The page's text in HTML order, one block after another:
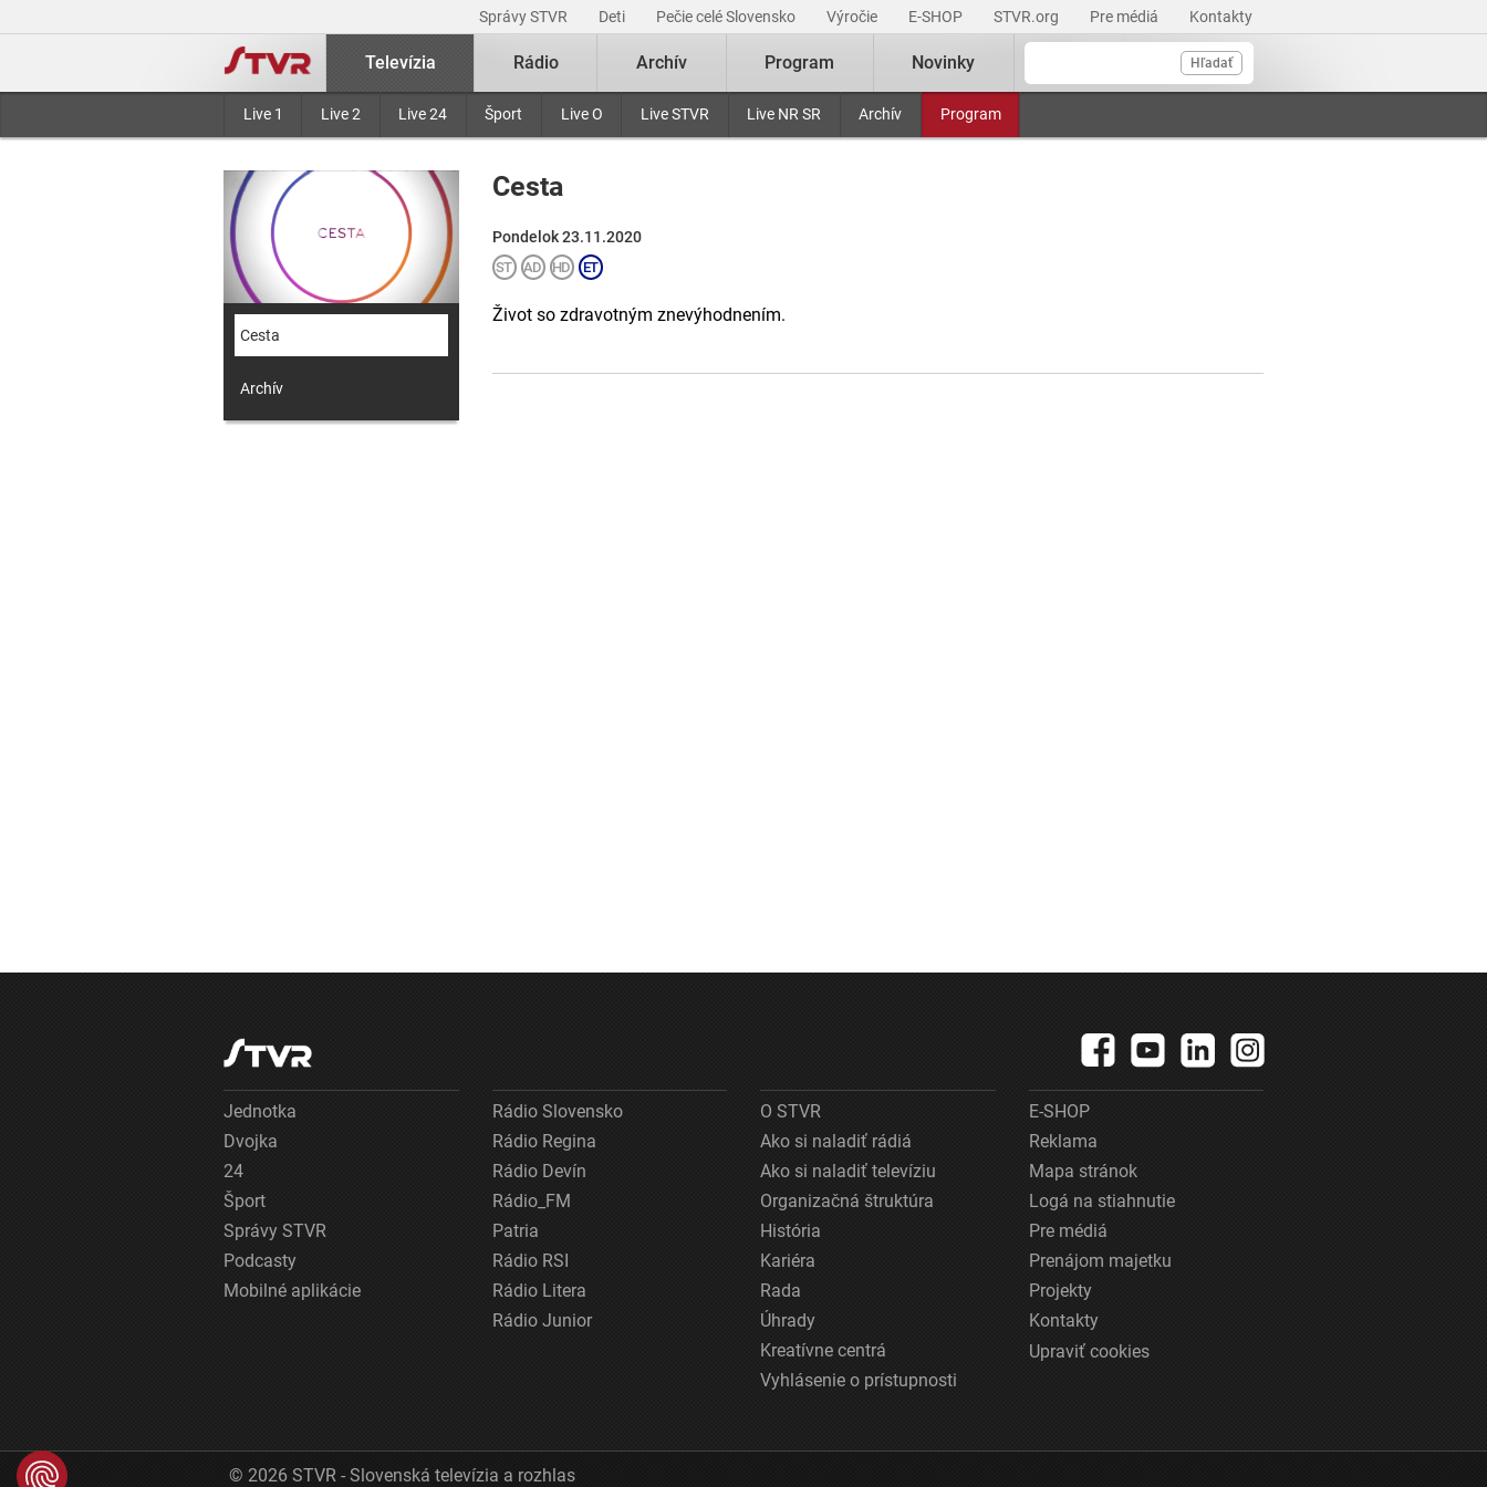
Správy STVR Deti Pečie celé Slovensko Výročie E-SHOP STVR.org Pre médiá Kontakty
Hľadať
Televízia
Live 1 Live 2 Live 24 Šport Live O Live STVR Live NR SR Archív Program
Rádio Archív Program Novinky
Cesta
Archív
Cesta
Pondelok 23.11.2020
Život so zdravotným znevýhodnením.
Jednotka
Dvojka
24
Šport
Správy STVR
Podcasty
Mobilné aplikácie
Rádio Slovensko
Rádio Regina
Rádio Devín
Rádio_FM
Patria
Rádio RSI
Rádio Litera
Rádio Junior
O STVR
Ako si naladiť rádiá
Ako si naladiť televíziu
Organizačná štruktúra
História
Kariéra
Rada
Úhrady
Kreatívne centrá
Vyhlásenie o prístupnosti
E-SHOP
Reklama
Mapa stránok
Logá na stiahnutie
Pre médiá
Prenájom majetku
Projekty
Kontakty
Upraviť cookies
© 2026 STVR - Slovenská televízia a rozhlas